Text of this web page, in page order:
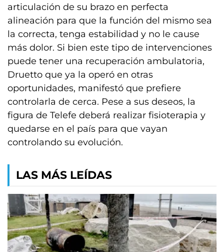
articulación de su brazo en perfecta
alineación para que la función del mismo sea
la correcta, tenga estabilidad y no le cause
más dolor. Si bien este tipo de intervenciones
puede tener una recuperación ambulatoria,
Druetto que ya la operó en otras
oportunidades, manifestó que prefiere
controlarla de cerca. Pese a sus deseos, la
figura de Telefe deberá realizar fisioterapia y
quedarse en el país para que vayan
controlando su evolución.
LAS MÁS LEÍDAS